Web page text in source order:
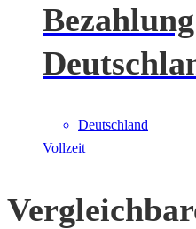
Deutschland
Vollzeit